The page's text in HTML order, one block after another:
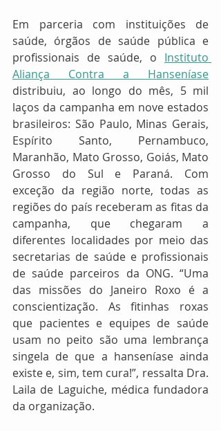
Em parceria com instituições de
saúde, órgãos de saúde pública e
profissionais de saúde, o Instituto
Aliança Contra a Hanseníase
distribuiu, ao longo do mês, 5 mil
laços da campanha em nove estados
brasileiros: São Paulo, Minas Gerais,
Espírito Santo, Pernambuco,
Maranhão, Mato Grosso, Goiás, Mato
Grosso do Sul e Paraná. Com
exceção da região norte, todas as
regiões do país receberam as fitas da
campanha, que chegaram a
diferentes localidades por meio das
secretarias de saúde e profissionais
de saúde parceiros da ONG. “Uma
das missões do Janeiro Roxo é a
conscientização. As fitinhas roxas
que pacientes e equipes de saúde
usam no peito são uma lembrança
singela de que a hanseníase ainda
existe e, sim, tem cura!”, ressalta Dra.
Laila de Laguiche, médica fundadora
da organização.